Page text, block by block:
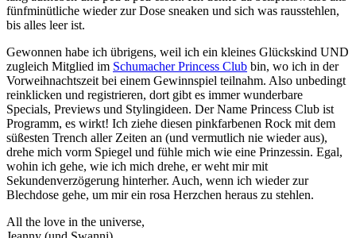
fünfminütliche wieder zur Dose sneaken und sich was rausstehlen,
bis alles leer ist.
Gewonnen habe ich übrigens, weil ich ein kleines Glückskind UND
zugleich Mitglied im Schumacher Princess Club bin, wo ich in der
Vorweihnachtszeit bei einem Gewinnspiel teilnahm. Also unbedingt
reinklicken und registrieren, dort gibt es immer wunderbare
Specials, Previews und Stylingideen. Der Name Princess Club ist
Programm, es wirkt! Ich ziehe diesen pinkfarbenen Rock mit dem
süßesten Trench aller Zeiten an (und vermutlich nie wieder aus),
drehe mich vorm Spiegel und fühle mich wie eine Prinzessin. Egal,
wohin ich gehe, wie ich mich drehe, er weht mir mit
Sekundenverzögerung hinterher. Auch, wenn ich wieder zur
Blechdose gehe, um mir ein rosa Herzchen heraus zu stehlen.
All the love in the universe,